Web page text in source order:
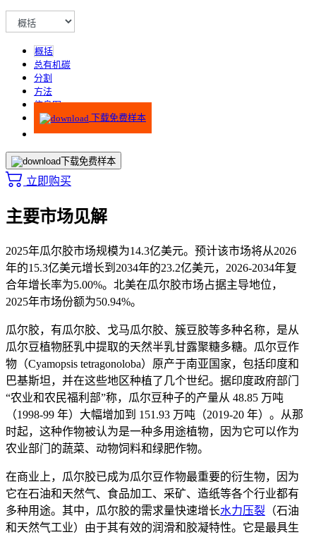
概括
总有机碳
分割
方法
信息图
下载免费样本
下载免费样本
立即购买
主要市场见解
2025年瓜尔胶市场规模为14.3亿美元。预计该市场将从2026
年的15.3亿美元增长到2034年的23.2亿美元，2026-2034年复
合年增长率为5.00%。北美在瓜尔胶市场占据主导地位，
2025年市场份额为50.94%。
瓜尔胶，有瓜尔胶、戈马瓜尔胶、簇豆胶等多种名称，是从
瓜尔豆植物胚乳中提取的天然半乳甘露聚糖多糖。瓜尔豆作
物（Cyamopsis tetragonoloba）原产于南亚国家，包括印度和
巴基斯坦，并在这些地区种植了几个世纪。据印度政府部门
“农业和农民福利部”称，瓜尔豆种子的产量从 48.85 万吨
（1998-99 年）大幅增加到 151.93 万吨（2019-20 年）。从那
时起，这种作物被认为是一种多用途植物，因为它可以作为
农业部门的蔬菜、动物饲料和绿肥作物。
在商业上，瓜尔胶已成为瓜尔豆作物最重要的衍生物，因为
它在石油和天然气、食品加工、采矿、造纸等各个行业都有
多种用途。其中，瓜尔胶的需求量快速增长水力压裂 （石油
和天然气工业）由于其有效的润滑和胶凝特性。它是最具生